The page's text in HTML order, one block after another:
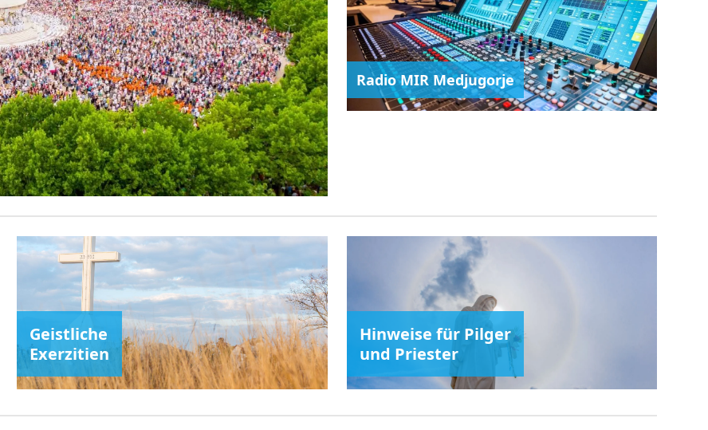
Radio MIR Medjugorje
Geistliche
Exerzitien
Hinweise für Pilger
und Priester